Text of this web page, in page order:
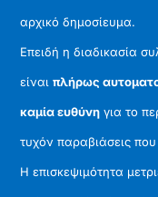
αρχικό δημοσίευμα.
Επειδή η διαδικασία
είναιπλήρως
καμία ευθύνη για το
τυχόν παραβιάσεις που
Η επισκεψιμότητα